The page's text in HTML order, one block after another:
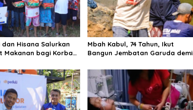
dan Hisana Salurkan
Makanan bagi Korban
Mbah Kabul, 74 Tahun, Ikut
Bangun Jembatan Garuda demi